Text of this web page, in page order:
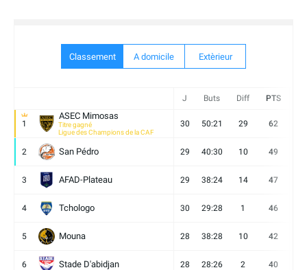
Classement A domicile Extèrieur
J Buts Diff PTS
1
ASEC Mimosas
Titre gagné
Ligue des Champions de la CAF
30 50:21 29 62
2 San Pédro 29 40:30 10 49
3 AFAD-Plateau 29 38:24 14 47
4 Tchologo 30 29:28 1 46
5 Mouna 28 38:28 10 42
6 Stade D'abidjan 28 28:26 2 40